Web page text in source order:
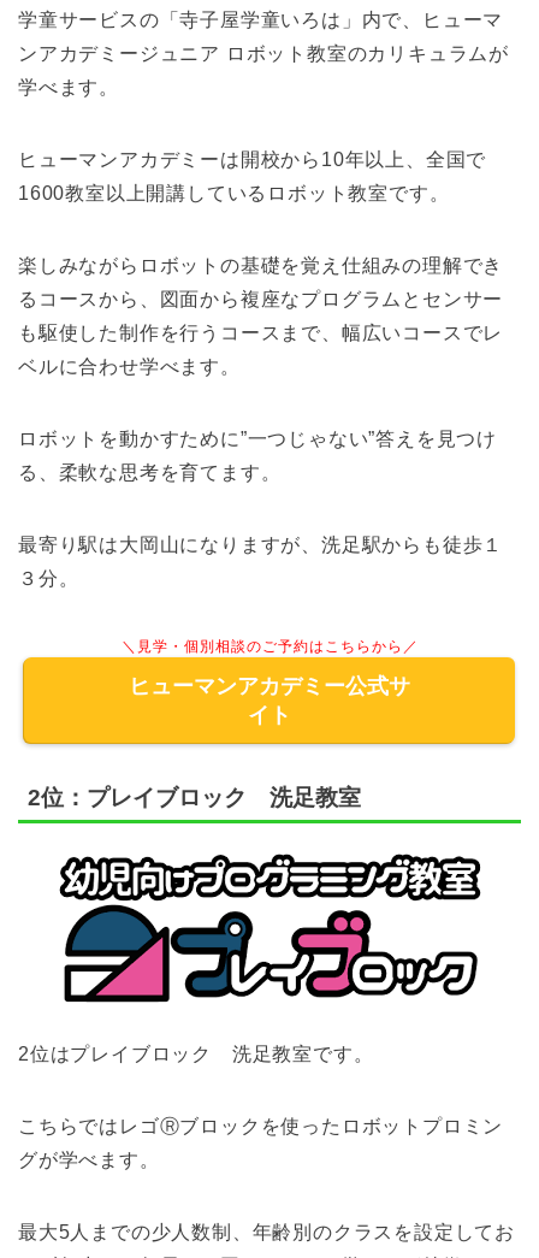
学童サービスの「寺子屋学童いろは」内で、ヒューマ
ンアカデミージュニア ロボット教室のカリキュラムが
学べます。
ヒューマンアカデミーは開校から10年以上、全国で
1600教室以上開講しているロボット教室です。
楽しみながらロボットの基礎を覚え仕組みの理解でき
るコースから、図面から複座なプログラムとセンサー
も駆使した制作を行うコースまで、幅広いコースでレ
ベルに合わせ学べます。
ロボットを動かすために”一つじゃない”答えを見つけ
る、柔軟な思考を育てます。
最寄り駅は大岡山になりますが、洗足駅からも徒歩１
３分。
＼見学・個別相談のご予約はこちらから／
ヒューマンアカデミー公式サ
イト
2位：プレイブロック 洗足教室
2位はプレイブロック 洗足教室です。
こちらではレゴⓇブロックを使ったロボットプロミン
グが学べます。
最大5人までの少人数制、年齢別のクラスを設定してお